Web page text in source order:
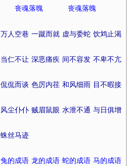
丧魂落魄
丧魂落魄
万人空巷 一蹴而就 虚与委蛇 饮鸩止渴
当仁不让 深恶痛疾 间不容发 不卑不亢
侃侃而谈 色厉内荏 和风细雨 目不暇接
风尘仆仆 贼眉鼠眼 水泄不通 与日俱增
蛛丝马迹
兔的成语 龙的成语 蛇的成语 马的成语